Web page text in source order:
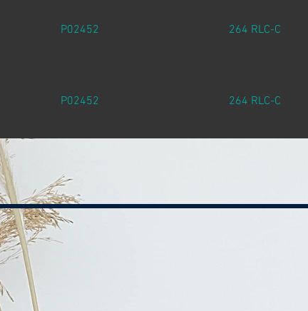
P02452 264 RLC-C
P02452 264 RLC-C